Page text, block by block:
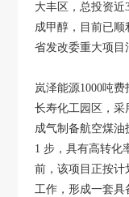
大丰区，总投资近
成甲醇，目前已顺
省发改委重大项目
岚泽能源1000吨
长寿化工园区，采
成气制备航空煤油
1 步，具有高转化
前，该项目正按计
工作，形成一套具